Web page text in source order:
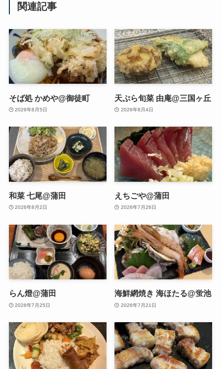
関連記事
そば処 かめや@御徒町
2026年8月5日
天ぷら旬菜 由庵@三国ヶ丘
2026年8月4日
和菜 七尾@蒲田
2026年8月2日
えちごや@蒲田
2026年7月26日
らん燈@蒲田
2026年7月25日
海鮮網焼き 海ほたる@蛍池
2026年7月21日